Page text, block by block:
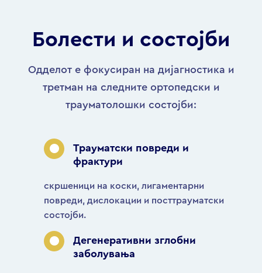
Болести и состојби
Одделот е фокусиран на дијагностика и
третман на следните ортопедски и
трауматолошки состојби:
Трауматски повреди и
фрактури
скршеници на коски, лигаментарни
повреди, дислокации и посттрауматски
состојби.
Дегенеративни зглобни
заболувања